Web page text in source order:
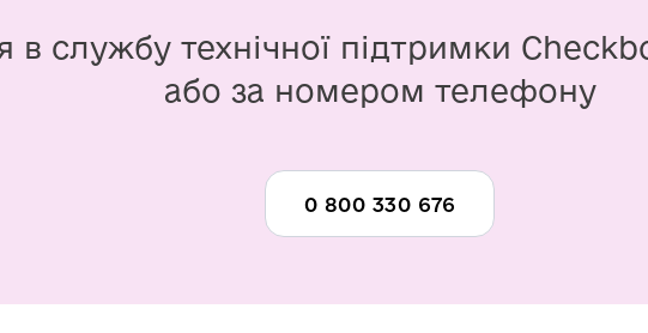
в службу технічної підтримки
або за номером телефону
0 800 330 676